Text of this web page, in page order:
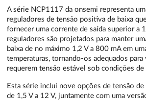
A série NCP1117 da onsemi representa
reguladores de tensão positiva de baixa
fornecer uma corrente de saída superior a
reguladores são projetados para manter
baixa de no máximo 1,2 V a 800 mA em
temperaturas, tornando-os adequados para
requerem tensão estável sob condições de
Esta série inclui nove opções de tensão de
de 1,5 V a 12 V, juntamente com uma